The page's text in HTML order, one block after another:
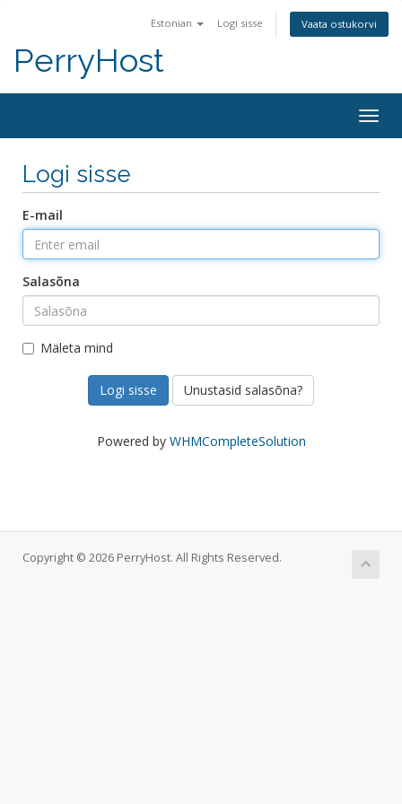
Estonian Logi sisse Vaata ostukorvi
PerryHost
Logi sisse
E-mail
Salasõna
Mäleta mind
Unustasid salasõna?
Powered by WHMCompleteSolution
Copyright © 2026 PerryHost. All Rights Reserved.